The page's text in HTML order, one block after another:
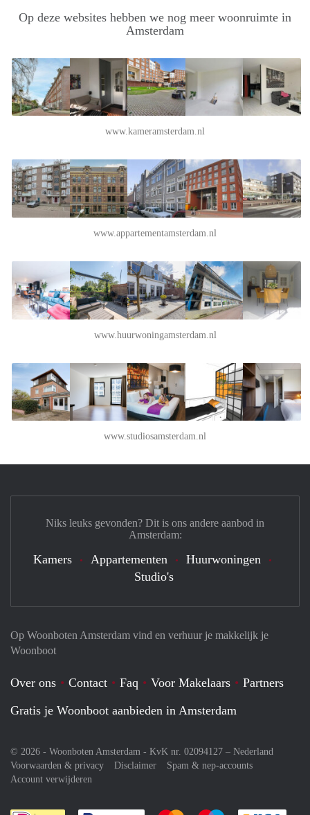
Op deze websites hebben we nog meer woonruimte in
Amsterdam
www.kameramsterdam.nl
www.appartementamsterdam.nl
www.huurwoningamsterdam.nl
www.studiosamsterdam.nl
Op Woonboten Amsterdam vind en verhuur je makkelijk je
Woonboot
Over ons Contact Faq Voor Makelaars
Partners
Gratis je Woonboot aanbieden in Amsterdam
© 2026 - Woonboten Amsterdam - KvK nr. 02094127 – Nederland
Voorwaarden & privacy
Disclaimer
Spam & nep-accounts
Account verwijderen
Niks leuks gevonden? Dit is ons andere aanbod in
Amsterdam:
Kamers Appartementen
Huurwoningen
Studio's